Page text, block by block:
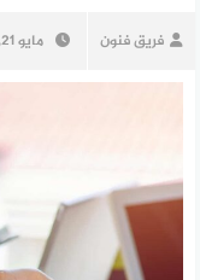
فريق فنون مايو 21, 2024